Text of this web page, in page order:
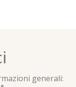
generali: